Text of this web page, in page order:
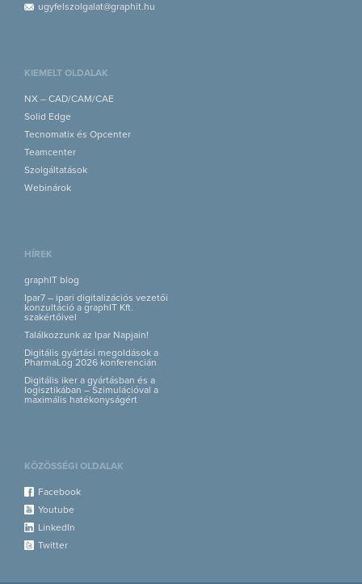
ugyfelszolgalat@graphit.hu
KIEMELT OLDALAK
NX – CAD/CAM/CAE
Solid Edge
Tecnomatix és Opcenter
Teamcenter
Szolgáltatások
Webinárok
HÍREK
graphIT blog
Ipar7 – ipari digitalizációs vezetői
konzultáció a graphIT Kft.
szakértőivel
Találkozzunk az Ipar Napjain!
Digitális gyártási megoldások a
PharmaLog 2026 konferencián
Digitális iker a gyártásban és a
logisztikában – Szimulációval a
maximális hatékonyságért
KÖZÖSSÉGI OLDALAK
Facebook
Youtube
LinkedIn
Twitter